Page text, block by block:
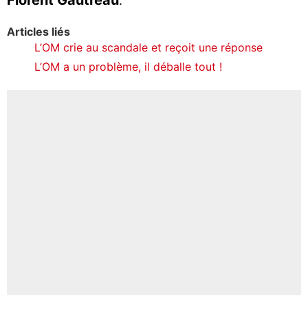
Articles liés
L’OM crie au scandale et reçoit une réponse
L’OM a un problème, il déballe tout !